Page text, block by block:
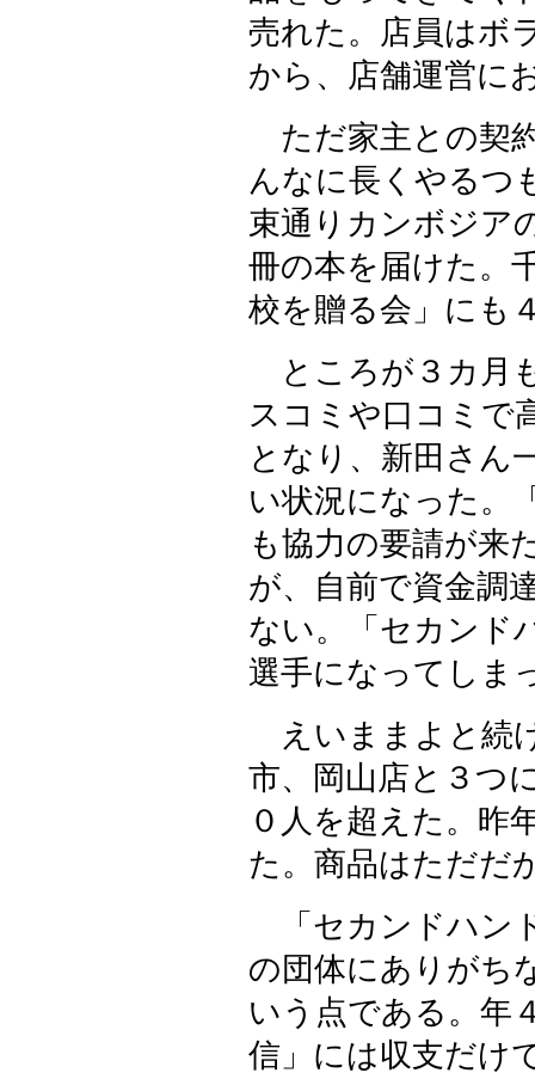
売れた。店員はボ
から、店舗運営に
ただ家主との契
んなに長くやるつ
束通りカンボジア
冊の本を届けた。
校を贈る会」にも
ところが３カ月
スコミや口コミで
となり、新田さん
い状況になった。
も協力の要請が来
が、自前で資金調
ない。「セカンド
選手になってしま
えいままよと続
市、岡山店と３つ
０人を超えた。昨
た。商品はただだ
「セカンドハン
の団体にありがち
いう点である。年
信」には収支だけ